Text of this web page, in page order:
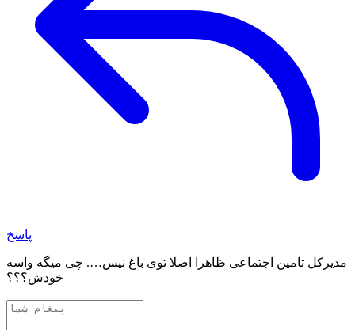
پاسخ
مدیرکل تامین اجتماعی ظاهرا اصلا توی باغ نیس…. چی میگه واسه
خودش؟؟؟